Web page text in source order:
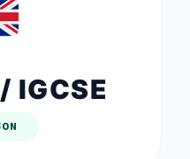
IGCSE